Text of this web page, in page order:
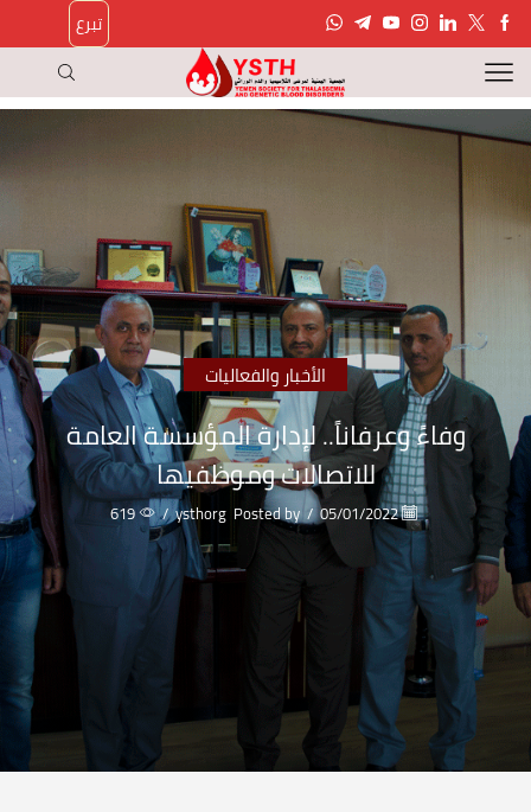
تبرع
الأخبار والفعاليات
وفاءً وعرفاناً.. لإدارة المؤسسة العامة
للاتصالات وموظفيها
05/01/2022
/
Posted by
ysthorg
/
619